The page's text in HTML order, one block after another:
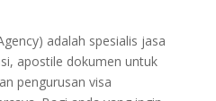
adalah spesialis jasa
apostile dokumen untuk
pengurusan visa